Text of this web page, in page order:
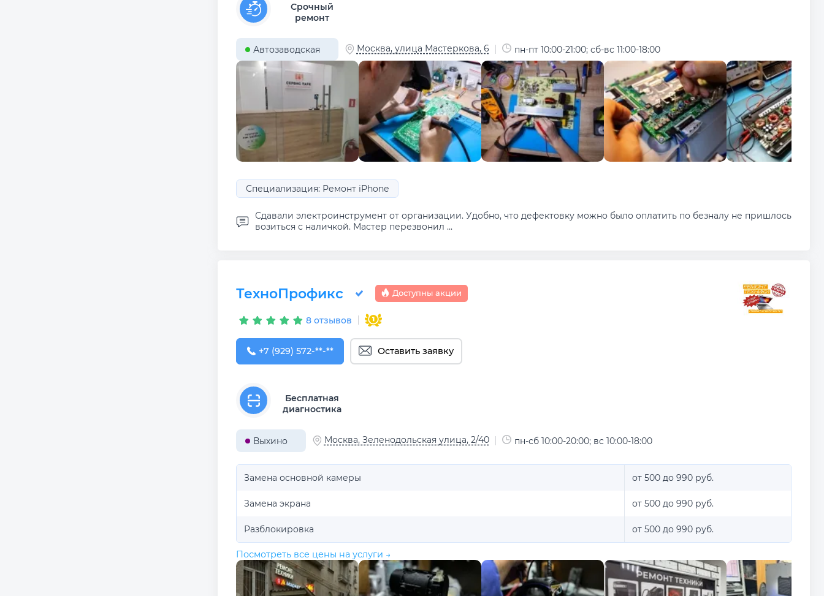
Срочный
ремонт
Автозаводская Москва, улица Мастеркова, 6 пн-пт 10:00-21:00; сб-вс 11:00-18:00
Специализация: Ремонт iPhone
Сдавали электроинструмент от организации. Удобно, что дефектовку можно было оплатить по безналу не пришлось
возиться с наличкой. Мастер перезвонил ...
ТехноПрофикс Доступны акции
8 отзывов
+7 (929) 572-29-54
+7 (929) 572-**-** Оставить заявку
Бесплатная
диагностика
Выхино Москва, Зеленодольская улица, 2/40 пн-сб 10:00-20:00; вс 10:00-18:00
Замена основной камеры от 500 до 990 руб.
Замена экрана от 500 до 990 руб.
Разблокировка от 500 до 990 руб.
Посмотреть все цены на услуги →